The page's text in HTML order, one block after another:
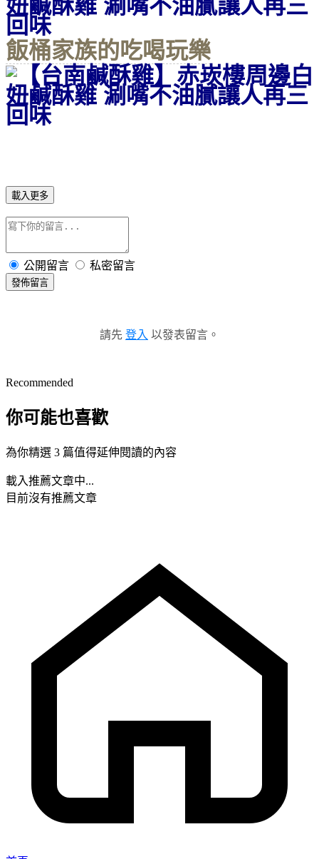
飯桶家族的吃喝玩樂
載入更多
公開留言 私密留言
發佈留言
請先 登入 以發表留言。
Recommended
你可能也喜歡
為你精選 3 篇值得延伸閱讀的內容
載入推薦文章中...
目前沒有推薦文章